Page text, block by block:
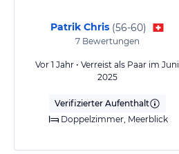
Patrik Chris (56-60)
7Bewertungen
Vor 1 Jahr • Verreist als Paar im Juni
2025
Verifizierter Aufenthalt
Doppelzimmer, Meerblick